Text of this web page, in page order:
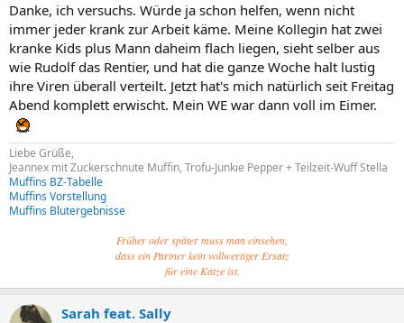
Danke, ich versuchs. Würde ja schon helfen, wenn nicht
immer jeder krank zur Arbeit käme. Meine Kollegin hat zwei
kranke Kids plus Mann daheim flach liegen, sieht selber aus
wie Rudolf das Rentier, und hat die ganze Woche halt lustig
ihre Viren überall verteilt. Jetzt hat's mich natürlich seit Freitag
Abend komplett erwischt. Mein WE war dann voll im Eimer.
Liebe Grüße,
Jeannex mit Zuckerschnute Muffin, Trofu-Junkie Pepper + Teilzeit-Wuff Stella
Muffins BZ-Tabelle
Muffins Vorstellung
Muffins Blutergebnisse
Früher oder später muss man einsehen,
dass ein Partner kein vollwertiger Ersatz
für eine Katze ist.
Sarah feat. Sally